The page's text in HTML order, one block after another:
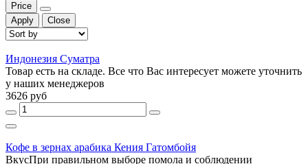
Price
Apply
Close
Индонезия Суматра
Товар есть на складе. Все что Вас интересует можете уточнить
у наших менеджеров
3626 руб
Кофе в зернах арабика Кения Гатомбойя
ВкусПри правильном выборе помола и соблюдении